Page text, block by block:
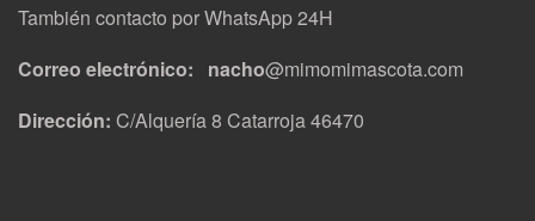
También contacto por WhatsApp 24H
Correo electrónico: nacho@mimomimascota.com
Dirección: C/Alquería 8 Catarroja 46470